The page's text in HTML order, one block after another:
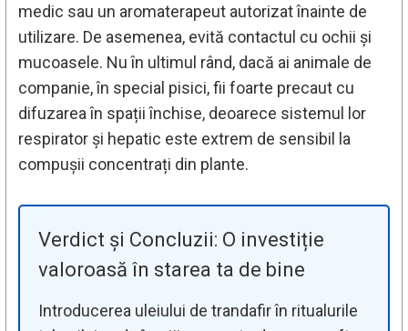
medic sau un aromaterapeut autorizat înainte de
utilizare. De asemenea, evită contactul cu ochii și
mucoasele. Nu în ultimul rând, dacă ai animale de
companie, în special pisici, fii foarte precaut cu
difuzarea în spații închise, deoarece sistemul lor
respirator și hepatic este extrem de sensibil la
compușii concentrați din plante.
Verdict și Concluzii: O investiție
valoroasă în starea ta de bine
Introducerea uleiului de trandafir în ritualurile